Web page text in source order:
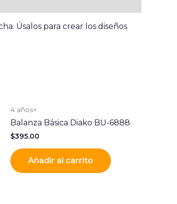
Úsalos para crear los diseños
4 años+
Balanza Básica Diako BU-6888
$395.00
Añadir al carrito